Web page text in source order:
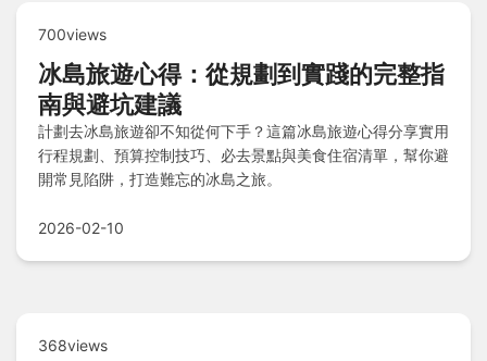
700views
冰島旅遊心得：從規劃到實踐的完整指
南與避坑建議
計劃去冰島旅遊卻不知從何下手？這篇冰島旅遊心得分享實用
行程規劃、預算控制技巧、必去景點與美食住宿清單，幫你避
開常見陷阱，打造難忘的冰島之旅。
2026-02-10
368views